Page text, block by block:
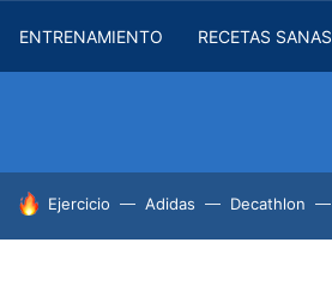
ENTRENAMIENTO RECETAS SANAS
HOY SE HABLA DE
Ejercicio Adidas Decathlon